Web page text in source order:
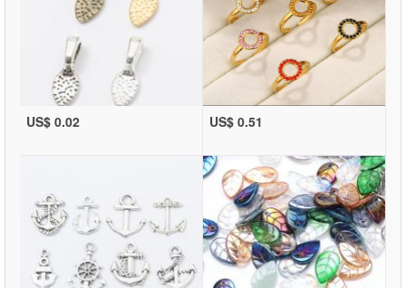
US$ 0.02 US$ 0.51